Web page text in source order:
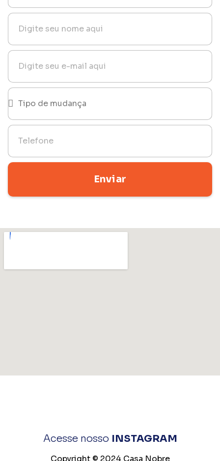
Enviar
Copyright © 2024 Casa Nobre
Acesse nosso INSTAGRAM